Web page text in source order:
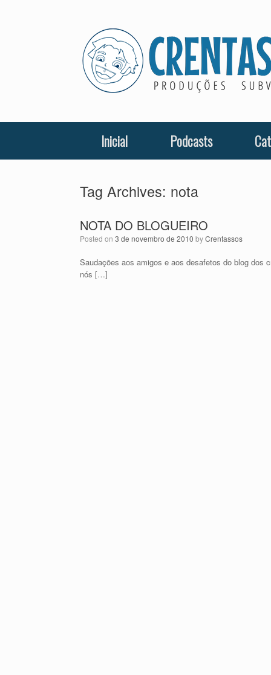
Inicial Podcasts
Tag Archives: nota
NOTA DO BLOGUEIRO
Posted on 3 de novembro de 2010 byCrentassos
Saudações aos amigos e aos desafetos do blog dos
nós […]